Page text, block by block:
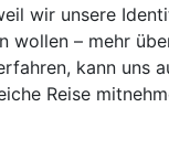
wir unsere
wollen – mehr
kann uns
Reise